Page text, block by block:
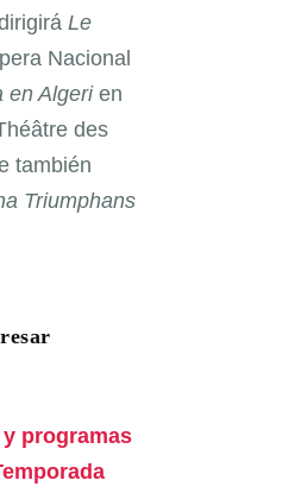
Le
Nacional
en Algerien
des
también
Triumphans
programas